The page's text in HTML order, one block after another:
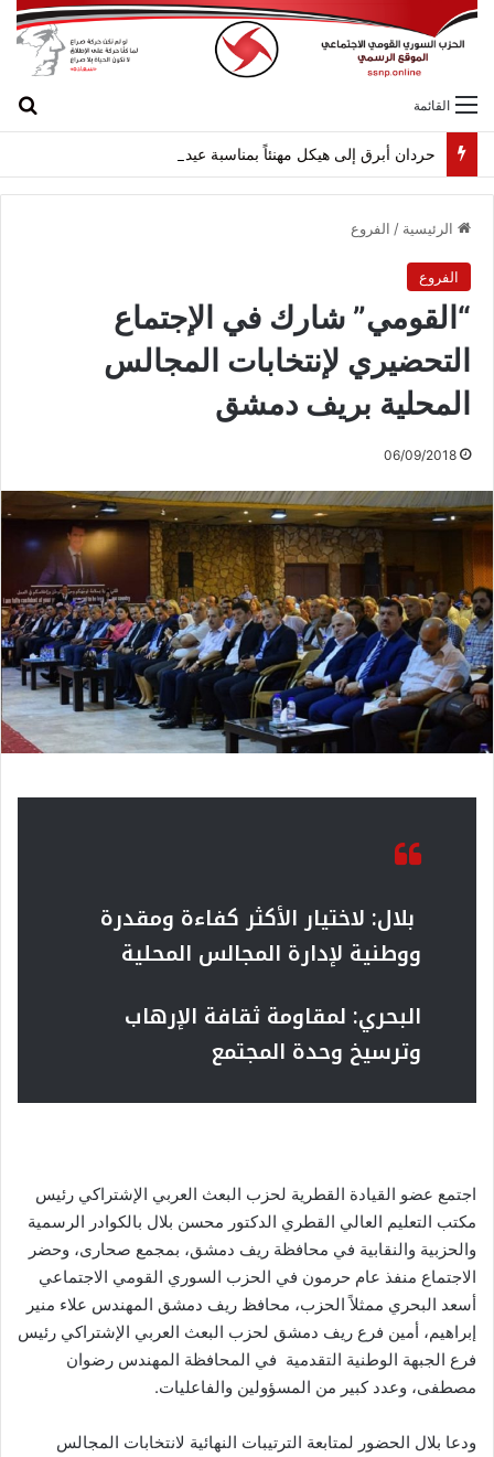
القائمة
حردان أبرق إلى هيكل مهنئاً بمناسبة عيد الجيش
الرئيسية / الفروع
الفروع
“القومي” شارك في الإجتماع
التحضيري لإنتخابات المجالس
المحلية بريف دمشق
06/09/2018
بلال: لاختيار الأكثر كفاءة ومقدرة
ووطنية لإدارة المجالس المحلية
البحري: لمقاومة ثقافة الإرهاب
وترسيخ وحدة المجتمع
اجتمع عضو القيادة القطرية لحزب البعث العربي الإشتراكي رئيس
مكتب التعليم العالي القطري الدكتور محسن بلال بالكوادر الرسمية
والحزبية والنقابية في محافظة ريف دمشق، بمجمع صحارى، وحضر
الاجتماع منفذ عام حرمون في الحزب السوري القومي الاجتماعي
أسعد البحري ممثلاً الحزب، محافظ ريف دمشق المهندس علاء منير
إبراهيم، أمين فرع ريف دمشق لحزب البعث العربي الإشتراكي رئيس
فرع الجبهة الوطنية التقدمية في المحافظة المهندس رضوان
مصطفى، وعدد كبير من المسؤولين والفاعليات.
ودعا بلال الحضور لمتابعة الترتيبات النهائية لانتخابات المجالس